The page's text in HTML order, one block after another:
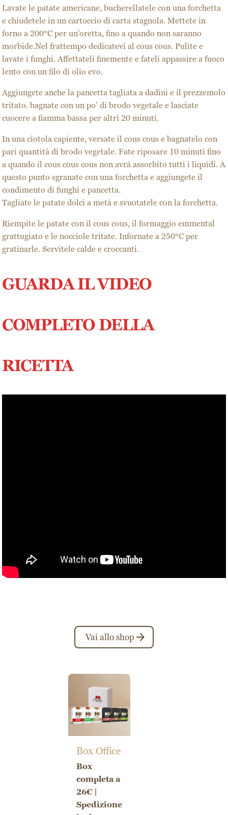
Lavate le patate americane, bucherellatele con una forchetta
e chiudetele in un cartoccio di carta stagnola. Mettete in
forno a 200°C per un’oretta, fino a quando non saranno
morbide.Nel frattempo dedicatevi al cous cous. Pulite e
lavate i funghi. Affettateli finemente e fateli appassire a fuoco
lento con un filo di olio evo.
Aggiungete anche la pancetta tagliata a dadini e il prezzemolo
tritato. bagnate con un po’ di brodo vegetale e lasciate
cuocere a fiamma bassa per altri 20 minuti.
In una ciotola capiente, versate il cous cous e bagnatelo con
pari quantità di brodo vegetale. Fate riposare 10 minuti fino
a quando il cous cous cous non avrà assorbito tutti i liquidi. A
questo punto sgranate con una forchetta e aggiungete il
condimento di funghi e pancetta.
Tagliate le patate dolci a metà e svuotatele con la forchetta.
Riempite le patate con il cous cous, il formaggio emmental
grattugiato e le nocciole tritate. Infornate a 250°C per
gratinarle. Servitele calde e croccanti.
GUARDA IL VIDEO
COMPLETO DELLA
RICETTA
Vai allo shop
Box Office
Box
completa a
26€ |
Spedizione